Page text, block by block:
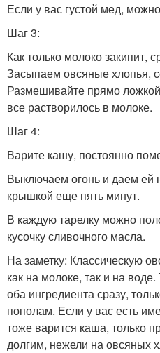
Если у вас густой мед,
Шаг 3:
Как только молоко закипит,
Засыпаем овсяные хлопья,
Размешивайте прямо
все растворилось в молоке.
Шаг 4:
Варите кашу, постоянно
Выключаем огонь и даем ей
крышкой еще пять минут.
В каждую тарелку можно
кусочку сливочного масла.
На заметку: Классическую
как на молоке, так и на
оба ингредиента сразу,
пополам. Если у вас есть
тоже варится каша, только
долгим, нежели на овсяных